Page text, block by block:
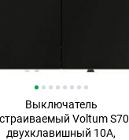
Выключатель
Voltum S70
двухклавишный 10А,